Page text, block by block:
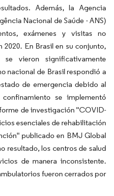
Además, la Agencia
Nacional de Saúde - ANS)
exámenes y visitas no
2020. En Brasil en su conjunto,
vieron significativamente
nacional de Brasil respondió a
de emergencia debido al
se implementó
de investigación "COVID-
esenciales de rehabilitación
publicado en BMJ Global
resultado, los centros de salud
de manera inconsistente.
fueron cerrados por